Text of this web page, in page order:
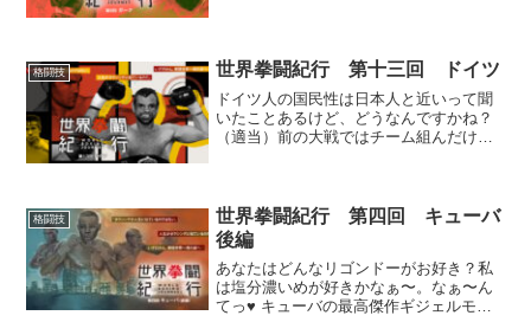
児」から「教授」へ。カッコイイ進化っ
すよね〜。
格闘技 世界拳闘紀行 第十三回 ドイツ
ドイツ人の国民性は日本人と近いって聞
いたことあるけど、どうなんですかね？
（適当）前の大戦ではチーム組んだけ
強いボクサーを取り上げてみまっす！
格闘技
世界拳闘紀行 第四回 キューバ
後編
あなたはどんなリゴンドーがお好き？私
は塩分濃いめが好きかなぁ〜。なぁ〜ん
てっ♥︎ キューバの最高傑作ギジェルモ・